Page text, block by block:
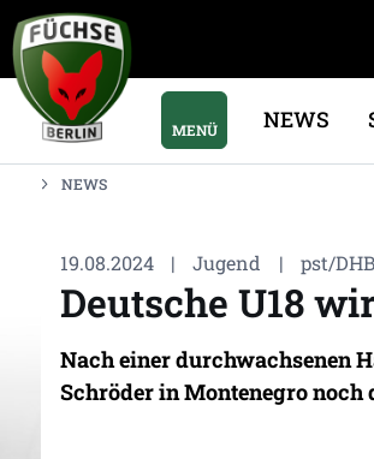
MENÜ NEWS
NEWS
19.08.2024 | Jugend | pst/DHB
Deutsche U18
Nach einer durchwachsenen
Schröder in Montenegro